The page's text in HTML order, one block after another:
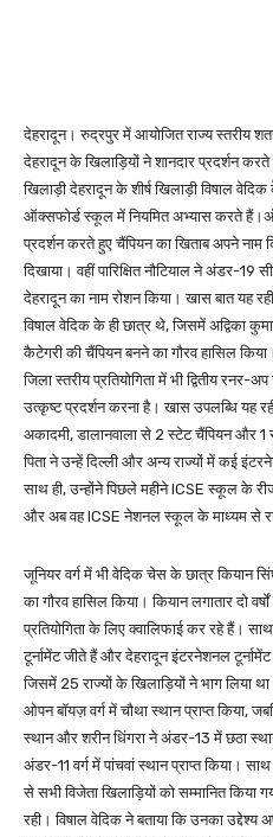
देहरादून। रुद्रपुर में आयोजित राज्य स्तरीय
देहरादून के खिलाड़ियों ने शानदार प्रदर्शन
खिलाड़ी देहरादून के शीर्ष खिलाड़ी विषाल
ऑक्सफोर्ड स्कूल में नियमित अभ्यास करते
प्रदर्शन करते हुए चैंपियन का खिताब अपने नाम
दिखाया। वहीं पारिक्षित नौटियाल ने अंडर-
देहरादून का नाम रोशन किया। खास बात यह
विषाल वेदिक के ही छात्र थे, जिसमें अद्विका
कैटेगरी की चैंपियन बनने का गौरव हासिल
जिला स्तरीय प्रतियोगिता में भी द्वितीय
उत्कृष्ट प्रदर्शन करना है। खास उपलब्धि यह
अकादमी, डालानवाला से 2 स्टेट चैंपियन और
पिता ने उन्हें दिल्ली और अन्य राज्यों में कई
साथ ही, उन्होंने पिछले महीने ICSE स्कूल के
और अब वह ICSE नेशनल स्कूल के माध्यम से
जूनियर वर्ग में भी वेदिक चेस के छात्र कियान
का गौरव हासिल किया। कियान लगातार दो
प्रतियोगिता के लिए क्वालिफाई कर रहे हैं।
टूर्नामेंट जीते हैं और देहरादून इंटरनेशनल
जिसमें 25 राज्यों के खिलाड़ियों ने भाग लिया
ओपन बॉयज़ वर्ग में चौथा स्थान प्राप्त किया,
स्थान और शरीन धिंगरा ने अंडर-13 में छठा
अंडर-11 वर्ग में पांचवां स्थान प्राप्त किया।
से सभी विजेता खिलाड़ियों को सम्मानित किया
रही। विषाल वेदिक ने बताया कि उनका उद्देश्य